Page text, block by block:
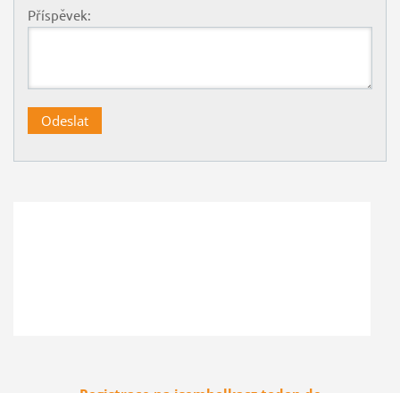
Příspěvek: